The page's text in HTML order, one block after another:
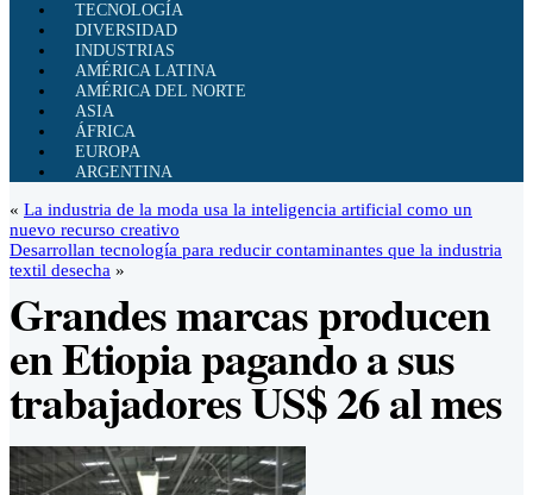
TECNOLOGÍA
DIVERSIDAD
INDUSTRIAS
AMÉRICA LATINA
AMÉRICA DEL NORTE
ASIA
ÁFRICA
EUROPA
ARGENTINA
« La industria de la moda usa la inteligencia artificial como un
nuevo recurso creativo
Desarrollan tecnología para reducir contaminantes que la industria
textil desecha »
Grandes marcas producen
en Etiopia pagando a sus
trabajadores US$ 26 al mes